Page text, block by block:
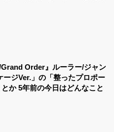
Order』ルーラー/ジャン
ージVer.」の「整ったプロポー
か 5年前の今日はどんなこと